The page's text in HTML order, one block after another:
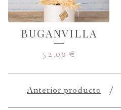
BUGANVILLA
52,00 €
Anterior producto